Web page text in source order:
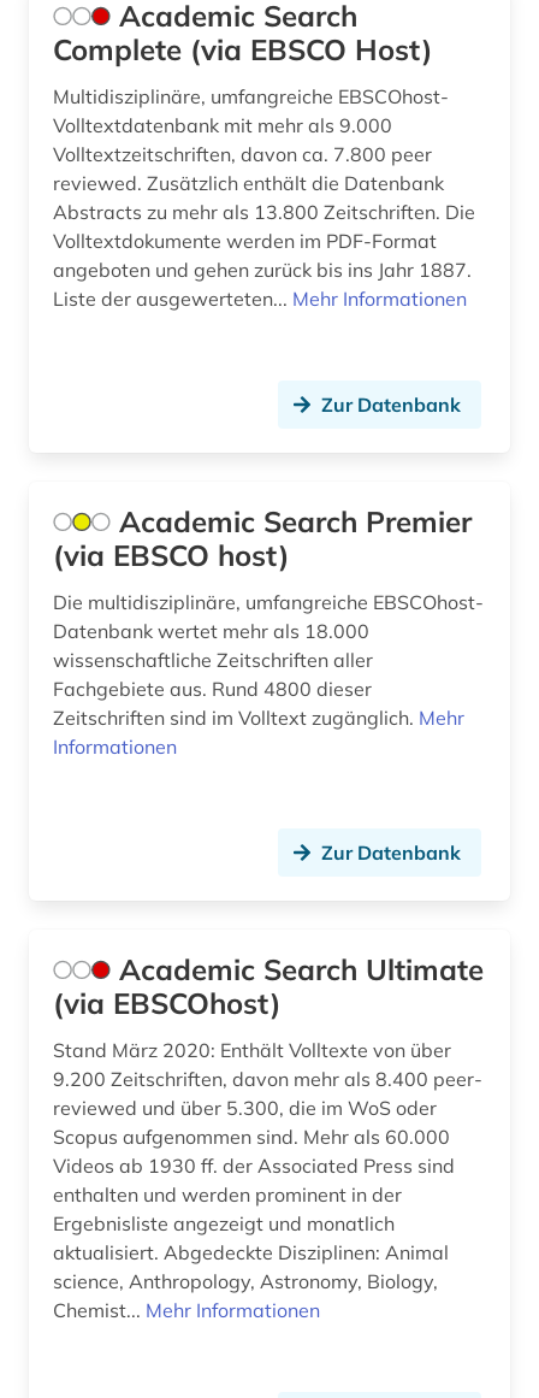
brüssel (2)
buchgeschichte (1)
buchgestaltung (1)
buchkunde (1)
burkina faso (1)
byzantinisches reich (1)
byzantinistik (4)
bäumker (1)
böhmische länder (1)
carl immanuel [bearb.] (1)
carmelite studies (1)
cesare orsenigo (1)
chemie (5)
china (4)
choral (2)
chorgestühl (1)
christen (1)
Academic Search
Complete (via EBSCO Host)
Multidisziplinäre, umfangreiche EBSCOhost-
Volltextdatenbank mit mehr als 9.000
Volltextzeitschriften, davon ca. 7.800 peer
reviewed. Zusätzlich enthält die Datenbank
Abstracts zu mehr als 13.800 Zeitschriften. Die
Volltextdokumente werden im PDF-Format
angeboten und gehen zurück bis ins Jahr 1887.
Liste der ausgewerteten... Mehr Informationen
Zur Datenbank
Academic Search Premier
(via EBSCO host)
Die multidisziplinäre, umfangreiche EBSCOhost-
Datenbank wertet mehr als 18.000
wissenschaftliche Zeitschriften aller
Fachgebiete aus. Rund 4800 dieser
Zeitschriften sind im Volltext zugänglich. Mehr
Informationen
Zur Datenbank
Academic Search Ultimate
(via EBSCOhost)
Stand März 2020: Enthält Volltexte von über
9.200 Zeitschriften, davon mehr als 8.400 peer-
reviewed und über 5.300, die im WoS oder
Scopus aufgenommen sind. Mehr als 60.000
Videos ab 1930 ff. der Associated Press sind
enthalten und werden prominent in der
Ergebnisliste angezeigt und monatlich
aktualisiert. Abgedeckte Disziplinen: Animal
science, Anthropology, Astronomy, Biology,
Chemist... Mehr Informationen